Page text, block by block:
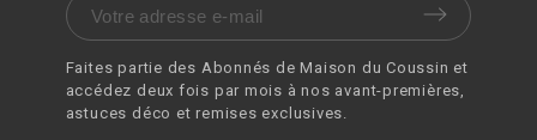
Faites partie des Abonnés de Maison du Coussin et
accédez deux fois par mois à nos avant-premières,
astuces déco et remises exclusives.